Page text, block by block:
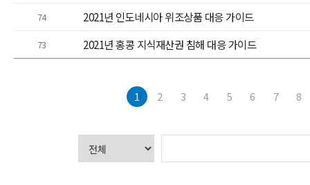
74 2021년 인도네시아 위조상품 대응 가이드
73 2021년 홍콩 지식재산권 침해 대응 가이드
1 2 3 4 5 6 7 8